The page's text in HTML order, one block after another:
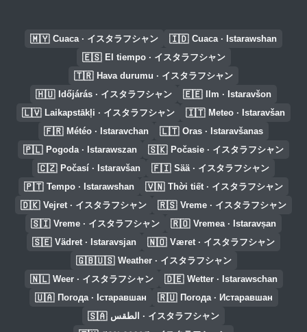
🇲🇾 Cuaca · イスタラフシャン 🇮🇩 Cuaca · Istarawshan
🇪🇸 El tiempo · イスタラフシャン
🇹🇷 Hava durumu · イスタラフシャン
🇭🇺 Időjárás · イスタラフシャン 🇪🇪 Ilm · Istaravšon
🇱🇻 Laikapstākļi · イスタラフシャン 🇮🇹 Meteo · Istaravšan
🇫🇷 Météo · Istaravchan 🇱🇹 Oras · Istaravšanas
🇵🇱 Pogoda · Istarawszan 🇸🇰 Počasie · イスタラフシャン
🇨🇿 Počasí · Istaravšan 🇫🇮 Sää · イスタラフシャン
🇵🇹 Tempo · Istarawshan 🇻🇳 Thời tiết · イスタラフシャン
🇩🇰 Vejret · イスタラフシャン 🇷🇸 Vreme · イスタラフシャン
🇸🇮 Vreme · イスタラフシャン 🇷🇴 Vremea · Istaravșan
🇸🇪 Vädret · Istaravsjan 🇳🇴 Været · イスタラフシャン
🇬🇧🇺🇸 Weather · イスタラフシャン
🇳🇱 Weer · イスタラフシャン 🇩🇪 Wetter · Istarawschan
🇺🇦 Погода · Істаравшан 🇷🇺 Погода · Истаравшан
🇸🇦 الطقس · イスタラフシャン